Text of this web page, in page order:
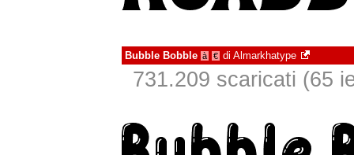
Bubble Bobble à € di Almarkhatype
731.209 scaricati (65